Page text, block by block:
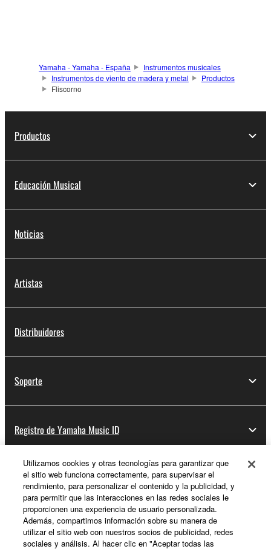
Yamaha - Yamaha - España
Instrumentos musicales
Instrumentos de viento de madera y metal
Productos
Fliscorno
Productos
Educación Musical
Noticias
Artistas
Distribuidores
Soporte
Registro de Yamaha Music ID
Acerca de Yamaha
España - Spanish
Empresa
Utilizamos cookies y otras tecnologías para garantizar que
el sitio web funciona correctamente, para supervisar el
rendimiento, para personalizar el contenido y la publicidad, y
para permitir que las interacciones en las redes sociales le
proporcionen una experiencia de usuario personalizada.
Además, compartimos información sobre su manera de
utilizar el sitio web con nuestros socios de publicidad, redes
sociales y análisis. Al hacer clic en "Aceptar todas las